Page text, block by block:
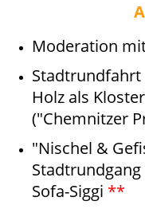
Moderation
Holz als
("Chemnitzer
"Nischel &
Sofa-Siggi **